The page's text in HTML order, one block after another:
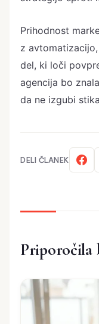
Prihodnost
z
del, ki loči
agencija bo
da ne izgubi
DELI ČLANEK
Priporočila